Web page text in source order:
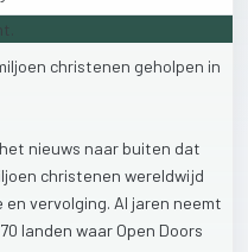
christenen geholpen in
het nieuws naar buiten dat
christenen wereldwijd
en vervolging. Al jaren neemt
70 landen waar Open Doors